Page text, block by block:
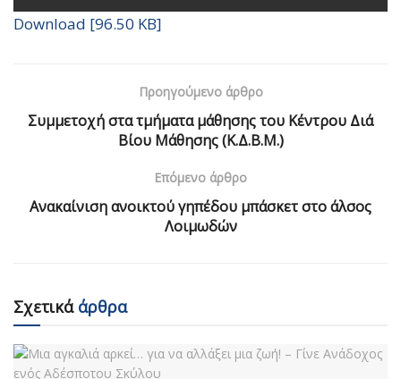
Download [96.50 KB]
Προηγούμενο άρθρο
Συμμετοχή στα τμήματα μάθησης του Κέντρου Διά
Βίου Μάθησης (Κ.Δ.Β.Μ.)
Επόμενο άρθρο
Ανακαίνιση ανοικτού γηπέδου μπάσκετ στο άλσος
Λοιμωδών
Σχετικάάρθρα